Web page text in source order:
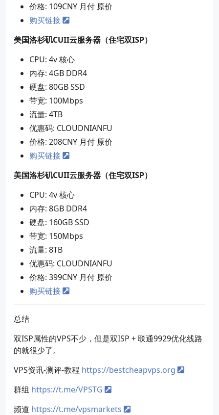
价格: 109CNY 月付 原价
购买链接
美国洛杉矶CUII云服务器（住宅双ISP）
CPU: 4v 核心
内存: 4GB DDR4
硬盘: 80GB SSD
带宽: 100Mbps
流量: 4TB
优惠码: CLOUDNIANFU
价格: 208CNY 月付 原价
购买链接
美国洛杉矶CUII云服务器（住宅双ISP）
CPU: 4v 核心
内存: 8GB DDR4
硬盘: 160GB SSD
带宽: 150Mbps
流量: 8TB
优惠码: CLOUDNIANFU
价格: 399CNY 月付 原价
购买链接
总结
双ISP属性的VPS不少，但是双ISP + 联通9929优化线路
的就很少了。
VPS资讯-测评-教程 https://bestcheapvps.org
群组 https://t.me/VPSTG
频道 https://t.me/vpsmarkets